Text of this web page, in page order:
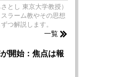
とし 東京大学教授）
ラーム教やその思想
つ解説します。
一覧
開始：焦点は報